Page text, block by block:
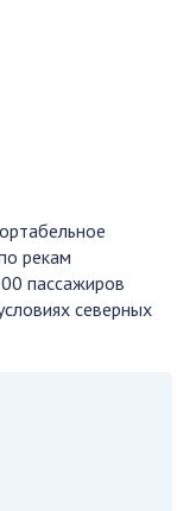
рекам
пассажиров
северных